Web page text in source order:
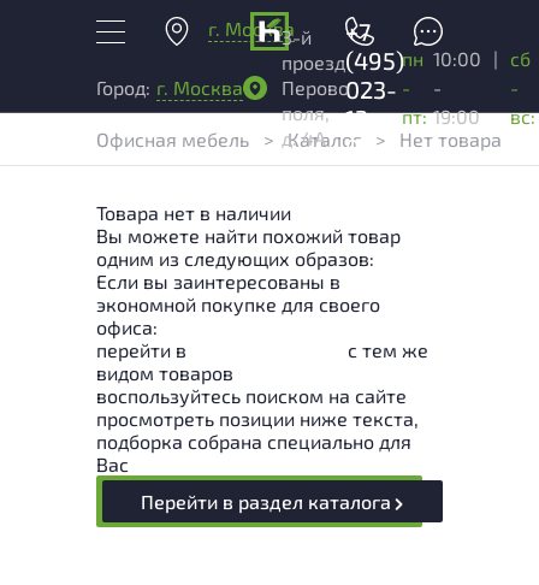
г. Москва
+7
(495)
023-
13-
03
Город: г. Москва
3-й
проезд
Перово
поля,
д. 4А
пн
-
пт:
10:00
-
19:00
|
сб
-
вс:
Офисная мебель
> Каталог > Нет товара
Товара нет в наличии
Вы можете найти похожий товар
одним из следующих образов:
Если вы заинтересованы в
экономной покупке для своего
офиса:
перейти в
с тем же
видом товаров
воспользуйтесь поиском на сайте
просмотреть позиции ниже текста,
подборка собрана специально для
Вас
Перейти в раздел каталога